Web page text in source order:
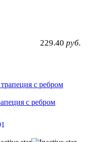
229.40 руб.
с ребром